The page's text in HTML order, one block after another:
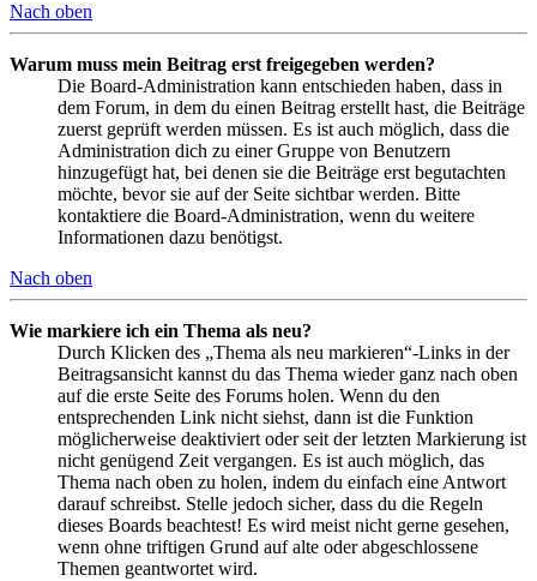
Nach oben
Warum muss mein Beitrag erst freigegeben werden?
Die Board-Administration kann entschieden haben, dass in
dem Forum, in dem du einen Beitrag erstellt hast, die Beiträge
zuerst geprüft werden müssen. Es ist auch möglich, dass die
Administration dich zu einer Gruppe von Benutzern
hinzugefügt hat, bei denen sie die Beiträge erst begutachten
möchte, bevor sie auf der Seite sichtbar werden. Bitte
kontaktiere die Board-Administration, wenn du weitere
Informationen dazu benötigst.
Nach oben
Wie markiere ich ein Thema als neu?
Durch Klicken des „Thema als neu markieren“-Links in der
Beitragsansicht kannst du das Thema wieder ganz nach oben
auf die erste Seite des Forums holen. Wenn du den
entsprechenden Link nicht siehst, dann ist die Funktion
möglicherweise deaktiviert oder seit der letzten Markierung ist
nicht genügend Zeit vergangen. Es ist auch möglich, das
Thema nach oben zu holen, indem du einfach eine Antwort
darauf schreibst. Stelle jedoch sicher, dass du die Regeln
dieses Boards beachtest! Es wird meist nicht gerne gesehen,
wenn ohne triftigen Grund auf alte oder abgeschlossene
Themen geantwortet wird.